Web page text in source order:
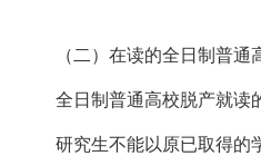
（二）在读的全日制普
全日制普通高校脱产就读
研究生不能以原已取得的